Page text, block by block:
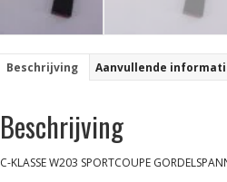
Beschrijving Aanvullende
Beschrijving
C-KLASSE W203 SPORTCOUPE